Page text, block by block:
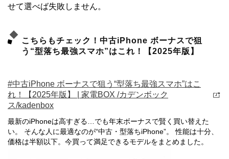
せて選べば失敗しません。
こちらもチェック！中古iPhone ボーナスで狙
う“型落ち最強スマホ”はこれ！【2025年版】
#中古iPhone ボーナスで狙う“型落ち最強スマホ”はこ
れ！【2025年版】 | 家電BOX /カデンボック
ス/kadenbox
最新のiPhoneは高すぎる…でも年末ボーナスで賢く買い替えた
い。 そんな人に最適なのが“中古・型落ちiPhone”。 性能は十分、
価格は半額以下。今買って満足できるモデルをまとめました。